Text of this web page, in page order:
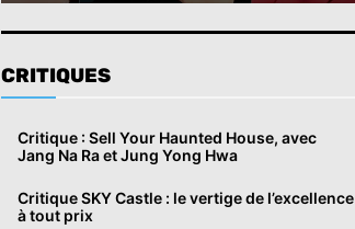
CRITIQUES
Critique : Sell Your Haunted House, avec
Jang Na Ra et Jung Yong Hwa
Critique SKY Castle : le vertige de l’excellence
à tout prix